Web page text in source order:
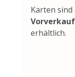
Karten sind
Vorverkauf
erhältlich.